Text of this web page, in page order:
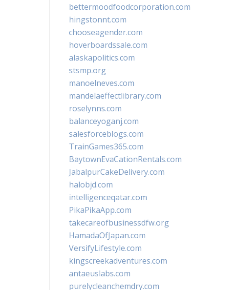
bettermoodfoodcorporation.com
hingstonnt.com
chooseagender.com
hoverboardssale.com
alaskapolitics.com
stsmp.org
manoelneves.com
mandelaeffectlibrary.com
roselynns.com
balanceyoganj.com
salesforceblogs.com
TrainGames365.com
BaytownEvaCationRentals.com
JabalpurCakeDelivery.com
halobjd.com
intelligenceqatar.com
PikaPikaApp.com
takecareofbusinessdfw.org
HamadaOfJapan.com
VersifyLifestyle.com
kingscreekadventures.com
antaeuslabs.com
purelycleanchemdry.com